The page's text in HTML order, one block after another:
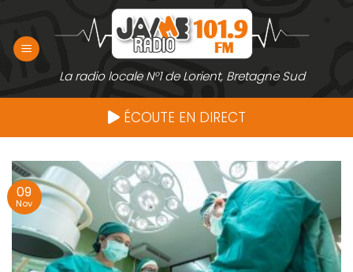
contenu
La radio locale N°1 de Lorient, Bretagne Sud
ÉCOUTE EN DIRECT
09
Nov